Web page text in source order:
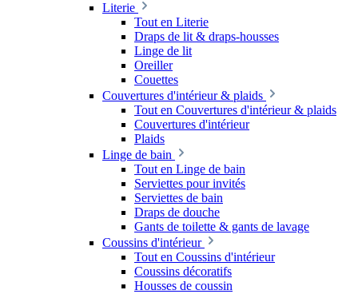
Literie
Tout en Literie
Draps de lit & draps-housses
Linge de lit
Oreiller
Couettes
Couvertures d'intérieur & plaids
Tout en Couvertures d'intérieur & plaids
Couvertures d'intérieur
Plaids
Linge de bain
Tout en Linge de bain
Serviettes pour invités
Serviettes de bain
Draps de douche
Gants de toilette & gants de lavage
Coussins d'intérieur
Tout en Coussins d'intérieur
Coussins décoratifs
Housses de coussin